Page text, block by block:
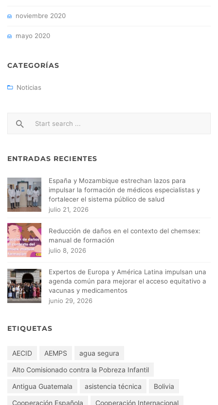
noviembre 2020
mayo 2020
CATEGORÍAS
Noticias
ENTRADAS RECIENTES
España y Mozambique estrechan lazos para
impulsar la formación de médicos especialistas y
fortalecer el sistema público de salud
julio 21, 2026
Reducción de daños en el contexto del chemsex:
manual de formación
julio 8, 2026
Expertos de Europa y América Latina impulsan una
agenda común para mejorar el acceso equitativo a
vacunas y medicamentos
junio 29, 2026
ETIQUETAS
AECID AEMPS
agua segura
Alto Comisionado contra la Pobreza Infantil
Antigua Guatemala
asistencia técnica
Bolivia
Cooperación Española
Cooperación Internacional